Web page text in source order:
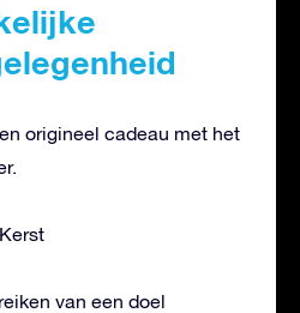
origineel cadeau met het
van een doel